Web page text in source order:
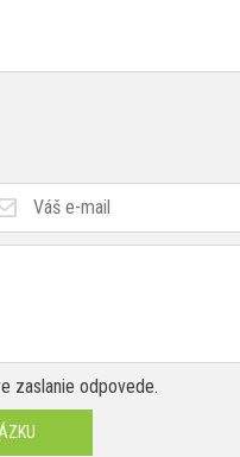
zaslanie odpovede.